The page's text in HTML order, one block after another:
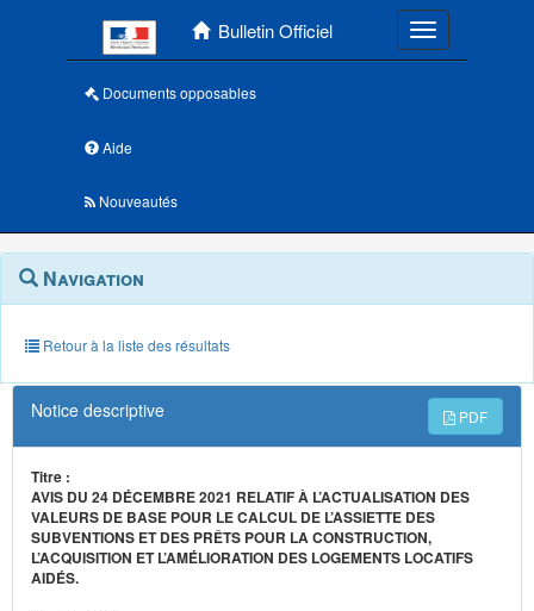
Bulletin Officiel Toggle
Documents opposables
Aide
Nouveautés
Navigation
outils
annexes
Menu
contextuel
Navigation
Retour à la liste des résultats
Notice descriptive PDF
Titre :
AVIS DU 24 DÉCEMBRE 2021 RELATIF À L’ACTUALISATION DES
VALEURS DE BASE POUR LE CALCUL DE L’ASSIETTE DES
SUBVENTIONS ET DES PRÊTS POUR LA CONSTRUCTION,
L’ACQUISITION ET L’AMÉLIORATION DES LOGEMENTS LOCATIFS
AIDÉS.